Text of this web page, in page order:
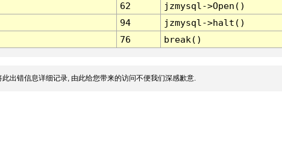
62
jzmysql->Open()
94
jzmysql->halt()
76 break()
出错信息详细记录, 由此给您带来的访问不便我们深感歉意.